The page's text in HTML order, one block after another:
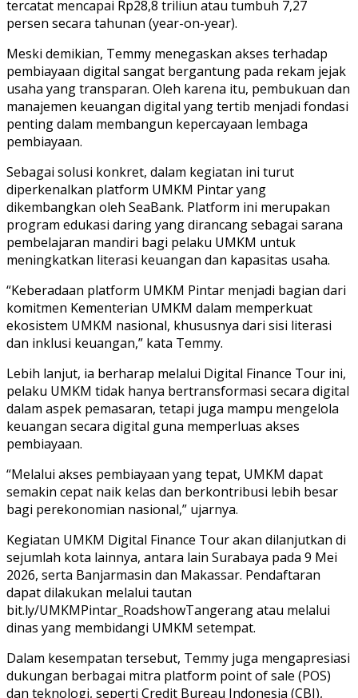
tercatat mencapai Rp28,8 triliun atau tumbuh 7,27
persen secara tahunan (year-on-year).
Meski demikian, Temmy menegaskan akses terhadap
pembiayaan digital sangat bergantung pada rekam jejak
usaha yang transparan. Oleh karena itu, pembukuan dan
manajemen keuangan digital yang tertib menjadi fondasi
penting dalam membangun kepercayaan lembaga
pembiayaan.
Sebagai solusi konkret, dalam kegiatan ini turut
diperkenalkan platform UMKM Pintar yang
dikembangkan oleh SeaBank. Platform ini merupakan
program edukasi daring yang dirancang sebagai sarana
pembelajaran mandiri bagi pelaku UMKM untuk
meningkatkan literasi keuangan dan kapasitas usaha.
“Keberadaan platform UMKM Pintar menjadi bagian dari
komitmen Kementerian UMKM dalam memperkuat
ekosistem UMKM nasional, khususnya dari sisi literasi
dan inklusi keuangan,” kata Temmy.
Lebih lanjut, ia berharap melalui Digital Finance Tour ini,
pelaku UMKM tidak hanya bertransformasi secara digital
dalam aspek pemasaran, tetapi juga mampu mengelola
keuangan secara digital guna memperluas akses
pembiayaan.
“Melalui akses pembiayaan yang tepat, UMKM dapat
semakin cepat naik kelas dan berkontribusi lebih besar
bagi perekonomian nasional,” ujarnya.
Kegiatan UMKM Digital Finance Tour akan dilanjutkan di
sejumlah kota lainnya, antara lain Surabaya pada 9 Mei
2026, serta Banjarmasin dan Makassar. Pendaftaran
dapat dilakukan melalui tautan
bit.ly/UMKMPintar_RoadshowTangerang atau melalui
dinas yang membidangi UMKM setempat.
Dalam kesempatan tersebut, Temmy juga mengapresiasi
dukungan berbagai mitra platform point of sale (POS)
dan teknologi, seperti Credit Bureau Indonesia (CBI),